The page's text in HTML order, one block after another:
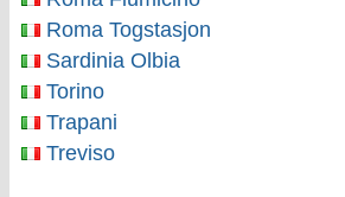
Roma Togstasjon
Sardinia Olbia
Torino
Trapani
Treviso